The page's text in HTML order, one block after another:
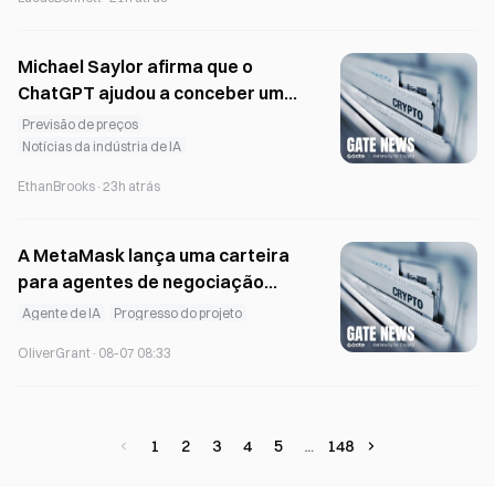
Michael Saylor afirma que o
ChatGPT ajudou a conceber uma
ação no valor de 15 mil milhões
de dólares apoiada por Bitcoin
Previsão de preços
Notícias da indústria de IA
EthanBrooks · 23h atrás
A MetaMask lança uma carteira
para agentes de negociação
autónoma de criptomoedas
Agente de IA Progresso do projeto
OliverGrant · 08-07 08:33
1 2 3 4 5 148